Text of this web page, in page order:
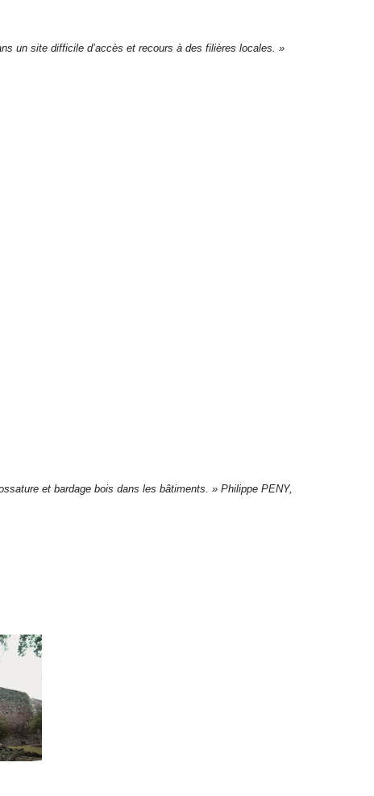
un site difficile d’accès et recours à des filières locales. »
et bardage bois dans les bâtiments. » Philippe PENY,